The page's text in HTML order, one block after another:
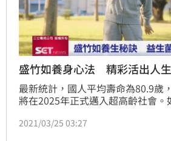
盛竹如養身心法 精彩活出人
最新統計，國人平均壽命為80.9歲
將在2025年正式邁入超高齡社會。
如，是熟齡族的典範，他大方公開
2021/03/25 03:27